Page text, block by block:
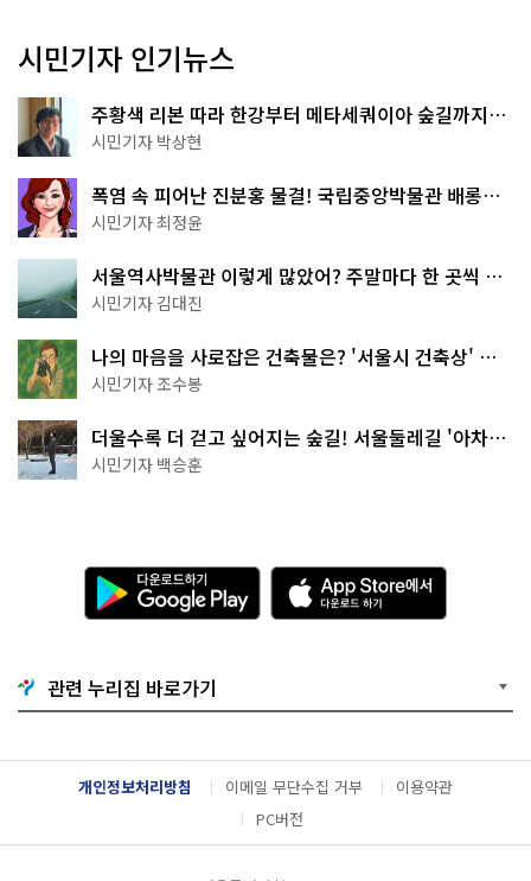
시민기자 인기뉴스
주황색 리본 따라 한강부터 메타세쿼이아 숲길까지…
서울둘레길 15코스
시민기자 박상현
폭염 속 피어난 진분홍 물결! 국립중앙박물관 배롱나
무 명소
시민기자 최정윤
서울역사박물관 이렇게 많았어? 주말마다 한 곳씩 떠
나는 역사 산책
시민기자 김대진
나의 마음을 사로잡은 건축물은? '서울시 건축상' 수
상작 공개!
시민기자 조수봉
더울수록 더 걷고 싶어지는 숲길! 서울둘레길 '아차산
코스'
시민기자 백승훈
다
운
로
기
G
o
g
l
e
A
p
p
e
서
다
운
관련 누리집 바로가기
개인정보처리방침 이메일 무단수집 거부
이용약관
PC버전